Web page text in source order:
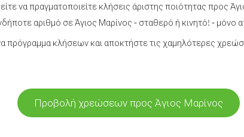
να πραγματοποιείτε κλήσεις άριστης ποιότητας προς
αριθμό σε Άγιος Μαρίνος - σταθερό ή κινητό! - μόνο
πρόγραμμα κλήσεων και αποκτήστε τις χαμηλότερες
Προβολή χρεώσεων προς Άγιος Μαρίνος